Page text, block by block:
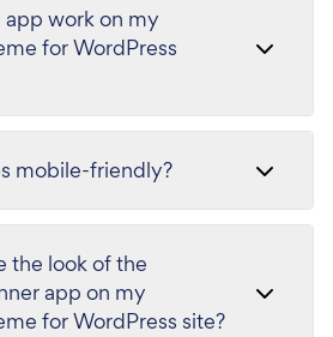
work on my
for WordPress
mobile-friendly?
the look of the
app on my
for WordPress site?